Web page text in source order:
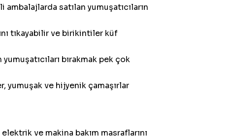
satılan yumuşatıcıların
tıkayabilir ve birikintiler küf
bırakmak pek çok
yumuşak ve hijyenik çamaşırlar
ve makina bakım masraflarını